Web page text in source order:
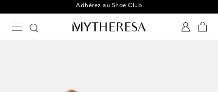
Adhérez au Shoe Club